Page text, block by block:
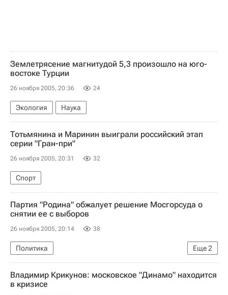
Землетрясение магнитудой 5,3 произошло на юго-
востоке Турции
26 ноября 2005, 20:36 24
Экология Наука
Тотьмянина и Маринин выиграли российский этап
серии "Гран-при"
26 ноября 2005, 20:31 32
Спорт
Партия "Родина" обжалует решение Мосгорсуда о
снятии ее с выборов
26 ноября 2005, 20:14 38
Еще2
Политика
Разбирательство вокруг агитационного ролика партии "Родина"
Суд снял партию "Родина" с выборов в Мосгордуму
Владимир Крикунов: московское "Динамо" находится
в кризисе